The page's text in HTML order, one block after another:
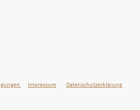
Impressum Datenschutzerklärung